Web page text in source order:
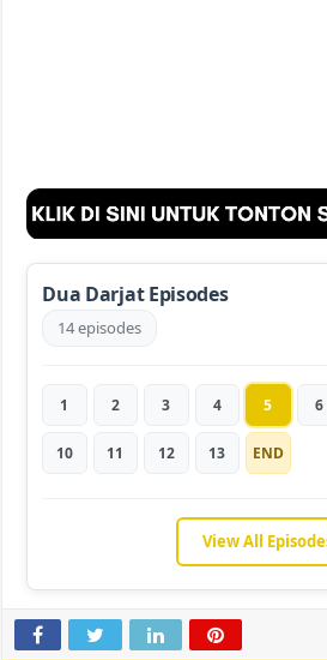
Dua Darjat Episodes
14 episodes
1 2 3 4 5 6
10 11 12 13 END
View All